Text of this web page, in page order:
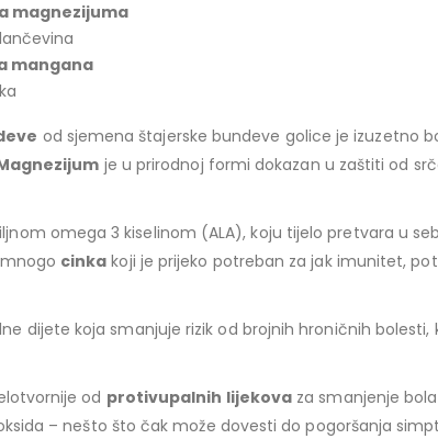
magnezijuma
mangana
od sjemena štajerske bundeve golice je izuzetno
je u prirodnoj formi dokazan u zaštiti od
omega 3 kiselinom (ALA), koju tijelo pretvara u
cinka koji je prijeko potreban za jak imunitet,
dijete koja smanjuje rizik od brojnih hroničnih bolesti,
od protivupalnih lijekova za smanjenje
– nešto što čak može dovesti do pogoršanja